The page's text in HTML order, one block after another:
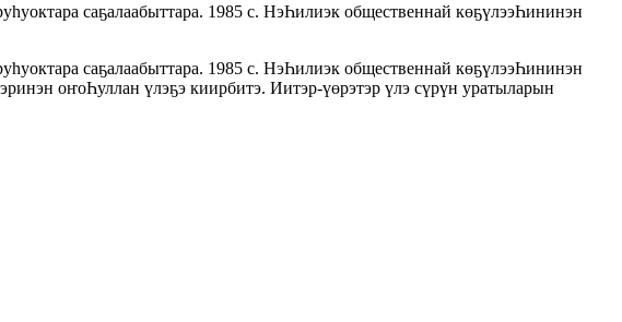
саҕалаабыттара. 1985 с. НэҺилиэк общественнай көҕүлээҺининэн
саҕалаабыттара. 1985 с. НэҺилиэк общественнай көҕүлээҺининэн
оҥоҺуллан үлэҕэ киирбитэ. Иитэр-үөрэтэр үлэ сүрүн уратыларын